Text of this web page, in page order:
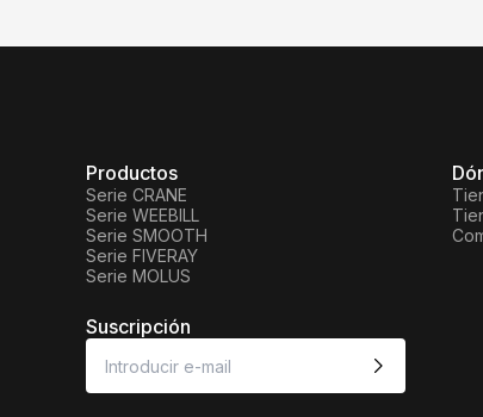
Productos
Serie CRANE
Serie WEEBILL
Serie SMOOTH
Serie FIVERAY
Serie MOLUS
Suscripción